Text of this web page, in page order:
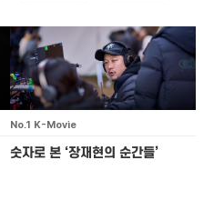
No.1 K-Movie
숫자로 본 ‘장재현의 순간들’